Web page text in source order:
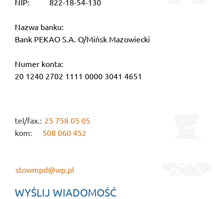
NIP: 822-18-54-130
Nazwa banku:
Bank PEKAO S.A. O/Mińsk Mazowiecki
Numer konta:
20 1240 2702 1111 0000 3041 4651
tel/fax.: 25 758 05 05
kom: 508 060 452
stowmpd@wp.pl
WYŚLIJ WIADOMOŚĆ